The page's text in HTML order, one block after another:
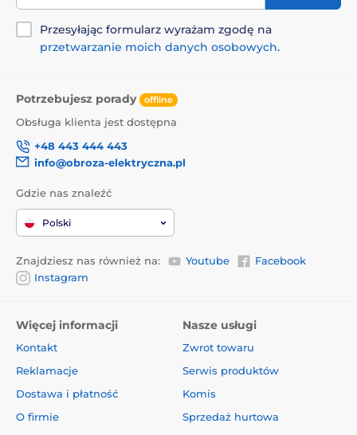
Przesyłając formularz wyrażam zgodę na
przetwarzanie moich danych osobowych.
Potrzebujesz porady offline
Obsługa klienta jest dostępna
+48 443 444 443
info@obroza-elektryczna.pl
Gdzie nas znaleźć
Polski
Znajdziesz nas również na: Youtube
Facebook
Instagram
Więcej informacji
Kontakt
Reklamacje
Dostawa i płatność
O firmie
Nasze usługi
Zwrot towaru
Serwis produktów
Komis
Sprzedaż hurtowa